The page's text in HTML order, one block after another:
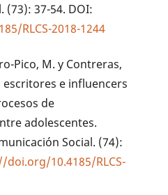
(73): 37-54. DOI:
RLCS-2018-1244
Pico, M. y Contreras,
escritores e influencers
de
adolescentes.
Social. (74):
10.4185/RLCS-